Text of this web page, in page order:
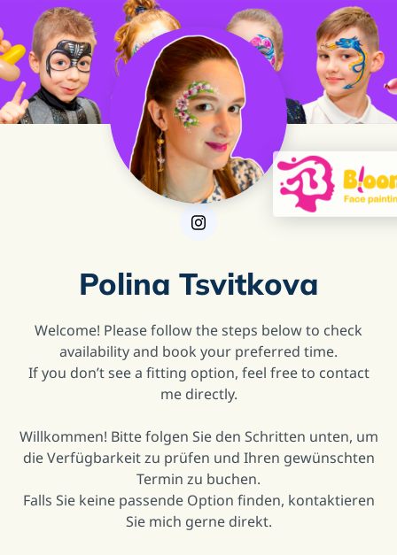
Polina Tsvitkova
Welcome! Please follow the steps below to check
availability and book your preferred time.
If you don’t see a fitting option, feel free to contact
me directly.
Willkommen! Bitte folgen Sie den Schritten unten, um
die Verfügbarkeit zu prüfen und Ihren gewünschten
Termin zu buchen.
Falls Sie keine passende Option finden, kontaktieren
Sie mich gerne direkt.